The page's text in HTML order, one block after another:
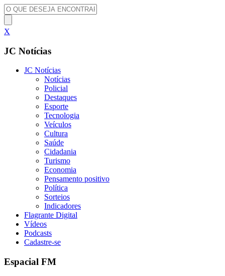
X
JC Notícias
JC Notícias
Notícias
Policial
Destaques
Esporte
Tecnologia
Veículos
Cultura
Saúde
Cidadania
Turismo
Economia
Pensamento positivo
Política
Sorteios
Indicadores
Flagrante Digital
Vídeos
Podcasts
Cadastre-se
Espacial FM